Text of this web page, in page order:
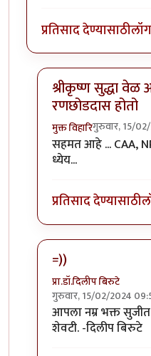
प्रतिसाद देण्यासाठी
श्रीकृष्ण सुद्धा वेळ
रणछोडदास होतो
मुक्त विहारिगुरुवार, 15/
In reply toहा .... हा
सहमत आहे ... CAA,
ध्येय...
प्रतिसाद देण्यासाठी
=))
प्रा.डॉ.दिलीप बिरुटे
गुरुवार, 15/02/2024
In reply toहा .... हा
आपला नम्र भक्त
शेवटी. -दिलीप बिरुटे